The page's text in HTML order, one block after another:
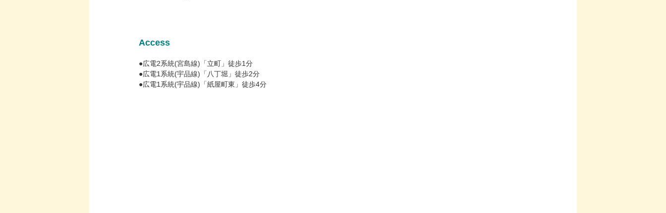
Access
●広電2系統(宮島線)「立町」徒歩1分
●広電1系統(宇品線)「八丁堀」徒歩2分
●広電1系統(宇品線)「紙屋町東」徒歩4分